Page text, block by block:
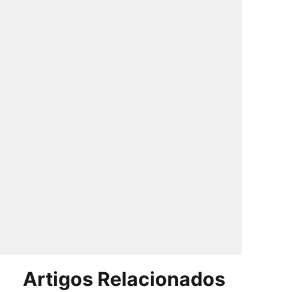
Artigos Relacionados